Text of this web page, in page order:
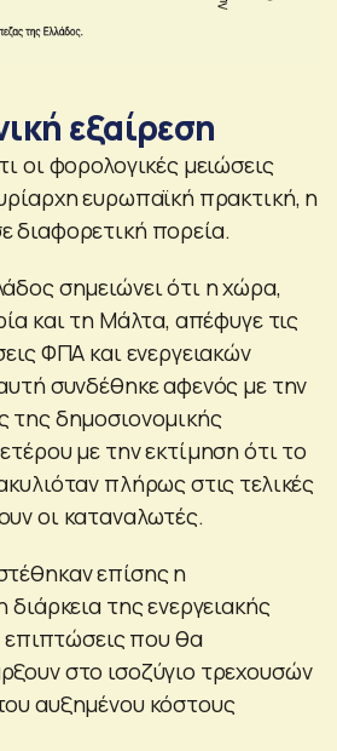
εξαίρεση
οι φορολογικές μειώσεις
ευρωπαϊκή πρακτική, η
διαφορετική πορεία.
σημειώνει ότι η χώρα,
και τη Μάλτα, απέφυγε τις
ΦΠΑ και ενεργειακών
συνδέθηκε αφενός με την
της δημοσιονομικής
με την εκτίμηση ότι το
πλήρως στις τελικές
οι καταναλωτές.
επίσης η
της ενεργειακής
επιπτώσεις που θα
στο ισοζύγιο τρεχουσών
αυξημένου κόστους